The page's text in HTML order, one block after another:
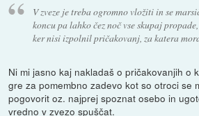
V zveze je treba ogromno vložiti in se
koncu pa lahko čez noč vse skupaj
ker nisi izpolnil pričakovanj, za katera
Ni mi jasno kaj nakladaš o pričakovanjih o
gre za pomembno zadevo kot so otroci se
pogovorit oz. najprej spoznat osebo in
vredno v zvezo spuščat.